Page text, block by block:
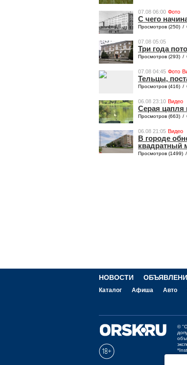
07.08 06:00 Фото
​​С чего
Просмотров (250) /
07.08 05:05
Три года
Просмотров (293) /
07.08 04:45 Фото
Тельцы,
Просмотров (416) /
06.08 23:10 Видео
Серая цапля
Просмотров (663) /
06.08 21:05 Видео
В городе
квадратный
Просмотров (1499) /
НОВОСТИ
Каталог Афиша Авто
©